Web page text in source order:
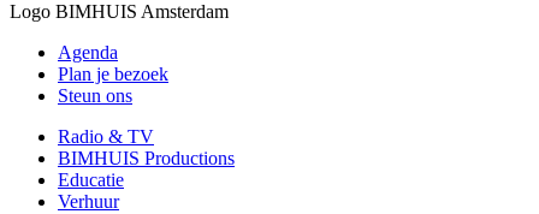
Logo BIMHUIS Amsterdam
Agenda
Plan je bezoek
Steun ons
Radio & TV
BIMHUIS Productions
Educatie
Verhuur